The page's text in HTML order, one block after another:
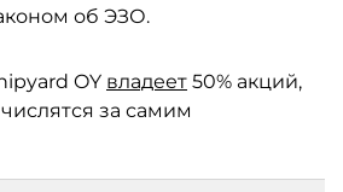
об ЭЗО.
OY владеет 50% акций,
за самим